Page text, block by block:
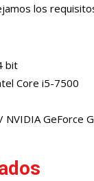
los
bit
Core i5-7500
NVIDIA GeForce